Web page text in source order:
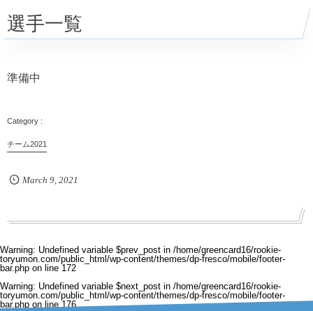
選手一覧
準備中
チーム2021
March 9, 2021
Warning: Undefined variable $prev_post in /home/greencard16/rookie-
toryumon.com/public_html/wp-content/themes/dp-fresco/mobile/footer-
bar.php on line 172
Warning: Undefined variable $next_post in /home/greencard16/rookie-
toryumon.com/public_html/wp-content/themes/dp-fresco/mobile/footer-
bar.php on line176